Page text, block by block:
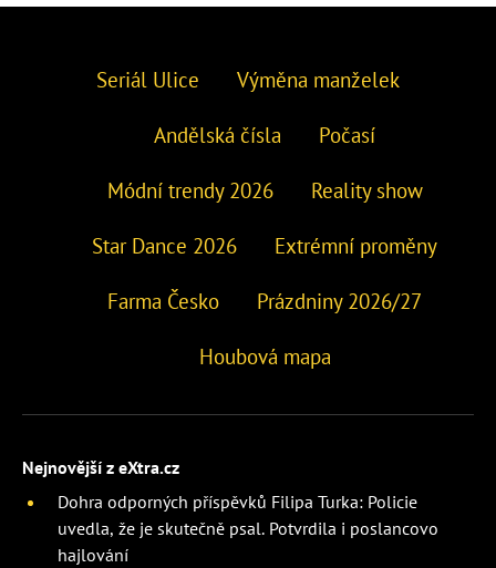
Seriál Ulice Výměna manželek
Andělská čísla Počasí
Módní trendy 2026 Reality show
Star Dance 2026 Extrémní proměny
Farma Česko Prázdniny 2026/27
Houbová mapa
Nejnovější z eXtra.cz
Dohra odporných příspěvků Filipa Turka: Policie
uvedla, že je skutečně psal. Potvrdila i poslancovo
hajlování